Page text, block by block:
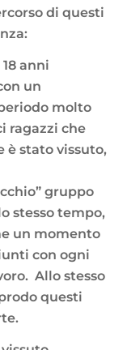
di questi
anni
un
molto
ragazzi che
è stato vissuto,
gruppo
stesso tempo,
un momento
con ogni
Allo stesso
questi